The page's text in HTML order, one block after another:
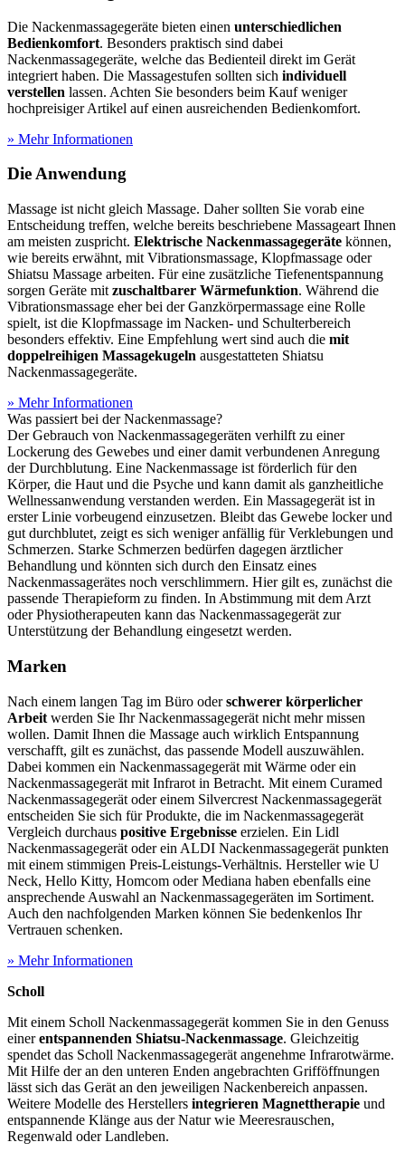
Die Nackenmassagegeräte bieten einen unterschiedlichen
Bedienkomfort. Besonders praktisch sind dabei
Nackenmassagegeräte, welche das Bedienteil direkt im Gerät
integriert haben. Die Massagestufen sollten sich individuell
verstellen lassen. Achten Sie besonders beim Kauf weniger
hochpreisiger Artikel auf einen ausreichenden Bedienkomfort.
» Mehr Informationen
Die Anwendung
Massage ist nicht gleich Massage. Daher sollten Sie vorab eine
Entscheidung treffen, welche bereits beschriebene Massageart Ihnen
am meisten zuspricht. Elektrische Nackenmassagegeräte können,
wie bereits erwähnt, mit Vibrationsmassage, Klopfmassage oder
Shiatsu Massage arbeiten. Für eine zusätzliche Tiefenentspannung
sorgen Geräte mit zuschaltbarer Wärmefunktion. Während die
Vibrationsmassage eher bei der Ganzkörpermassage eine Rolle
spielt, ist die Klopfmassage im Nacken- und Schulterbereich
besonders effektiv. Eine Empfehlung wert sind auch die mit
doppelreihigen Massagekugeln ausgestatteten Shiatsu
Nackenmassagegeräte.
» Mehr Informationen
Was passiert bei der Nackenmassage?
Der Gebrauch von Nackenmassagegeräten verhilft zu einer
Lockerung des Gewebes und einer damit verbundenen Anregung
der Durchblutung. Eine Nackenmassage ist förderlich für den
Körper, die Haut und die Psyche und kann damit als ganzheitliche
Wellnessanwendung verstanden werden. Ein Massagegerät ist in
erster Linie vorbeugend einzusetzen. Bleibt das Gewebe locker und
gut durchblutet, zeigt es sich weniger anfällig für Verklebungen und
Schmerzen. Starke Schmerzen bedürfen dagegen ärztlicher
Behandlung und könnten sich durch den Einsatz eines
Nackenmassagerätes noch verschlimmern. Hier gilt es, zunächst die
passende Therapieform zu finden. In Abstimmung mit dem Arzt
oder Physiotherapeuten kann das Nackenmassagegerät zur
Unterstützung der Behandlung eingesetzt werden.
Marken
Nach einem langen Tag im Büro oderschwerer körperlicher
Arbeit werden Sie Ihr Nackenmassagegerät nicht mehr missen
wollen. Damit Ihnen die Massage auch wirklich Entspannung
verschafft, gilt es zunächst, das passende Modell auszuwählen.
Dabei kommen ein Nackenmassagegerät mit Wärme oder ein
Nackenmassagegerät mit Infrarot in Betracht. Mit einem Curamed
Nackenmassagegerät oder einem Silvercrest Nackenmassagegerät
entscheiden Sie sich für Produkte, die im Nackenmassagegerät
Vergleich durchaus positive Ergebnisse erzielen. Ein Lidl
Nackenmassagegerät oder ein ALDI Nackenmassagegerät punkten
mit einem stimmigen Preis-Leistungs-Verhältnis. Hersteller wie U
Neck, Hello Kitty, Homcom oder Mediana haben ebenfalls eine
ansprechende Auswahl an Nackenmassagegeräten im Sortiment.
Auch den nachfolgenden Marken können Sie bedenkenlos Ihr
Vertrauen schenken.
» Mehr Informationen
Scholl
Mit einem Scholl Nackenmassagegerät kommen Sie in den Genuss
einerentspannenden Shiatsu-Nackenmassage. Gleichzeitig
spendet das Scholl Nackenmassagegerät angenehme Infrarotwärme.
Mit Hilfe der an den unteren Enden angebrachten Grifföffnungen
lässt sich das Gerät an den jeweiligen Nackenbereich anpassen.
Weitere Modelle des Herstellers integrieren Magnettherapie und
entspannende Klänge aus der Natur wie Meeresrauschen,
Regenwald oder Landleben.